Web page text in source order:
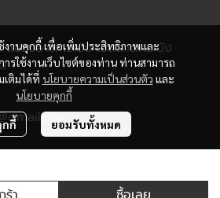
งานคุกกี้ เพื่อเพิ่มประสิทธิภาพและ
รใช้งานเว็บไซต์ของท่าน ท่านสามารถ
เติมได้ที่ นโยบายความเป็นส่วนตัว และ
นโยบายคุกกี้
กี้ ยอมรับทั้งหมด
ขวงลาดกระบัง เขตลาดกระบัง
Reserved | TPDigital-sp.com